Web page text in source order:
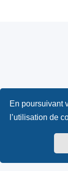
En poursuivant
l’utilisation de